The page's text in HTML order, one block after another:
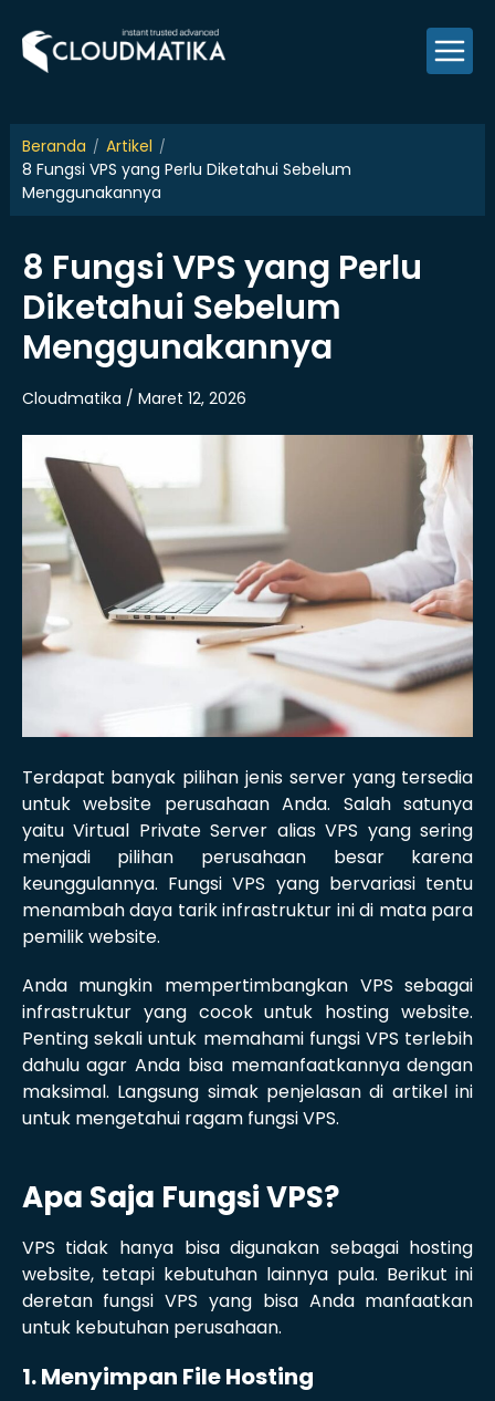
content
Beranda
Artikel
8 Fungsi VPS yang Perlu Diketahui Sebelum
Menggunakannya
8 Fungsi VPS yang Perlu
Diketahui Sebelum
Menggunakannya
Cloudmatika / Maret 12, 2026
Terdapat banyak pilihan jenis server yang tersedia
untuk website perusahaan Anda. Salah satunya
yaitu Virtual Private Server alias VPS yang sering
menjadi pilihan perusahaan besar karena
keunggulannya. Fungsi VPS yang bervariasi tentu
menambah daya tarik infrastruktur ini di mata para
pemilik website.
Anda mungkin mempertimbangkan VPS sebagai
infrastruktur yang cocok untuk hosting website.
Penting sekali untuk memahami fungsi VPS terlebih
dahulu agar Anda bisa memanfaatkannya dengan
maksimal. Langsung simak penjelasan di artikel ini
untuk mengetahui ragam fungsi VPS.
Apa Saja Fungsi VPS?
VPS tidak hanya bisa digunakan sebagai hosting
website, tetapi kebutuhan lainnya pula. Berikut ini
deretan fungsi VPS yang bisa Anda manfaatkan
untuk kebutuhan perusahaan.
1. Menyimpan File Hosting